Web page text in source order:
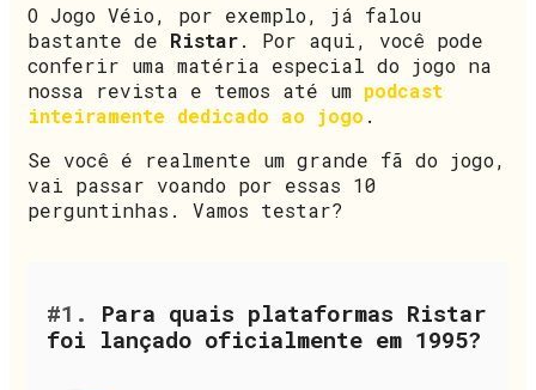
O Jogo Véio, por exemplo, já falou
bastante de Ristar. Por aqui, você pode
conferir uma matéria especial do jogo na
nossa revista e temos até um podcast
inteiramente dedicado ao jogo .
Se você é realmente um grande fã do jogo,
vai passar voando por essas 10
perguntinhas. Vamos testar?
#1.
Para quais plataformas Ristar
foi lançado oficialmente em 1995?